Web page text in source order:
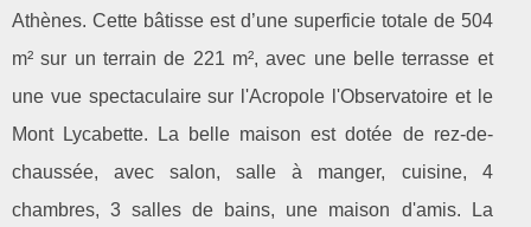
Athènes. Cette bâtisse est d’une superficie totale de 504
m² sur un terrain de 221 m², avec une belle terrasse et
une vue spectaculaire sur l'Acropole l'Observatoire et le
Mont Lycabette. La belle maison est dotée de rez-de-
chaussée, avec salon, salle à manger, cuisine, 4
chambres, 3 salles de bains, une maison d'amis. La